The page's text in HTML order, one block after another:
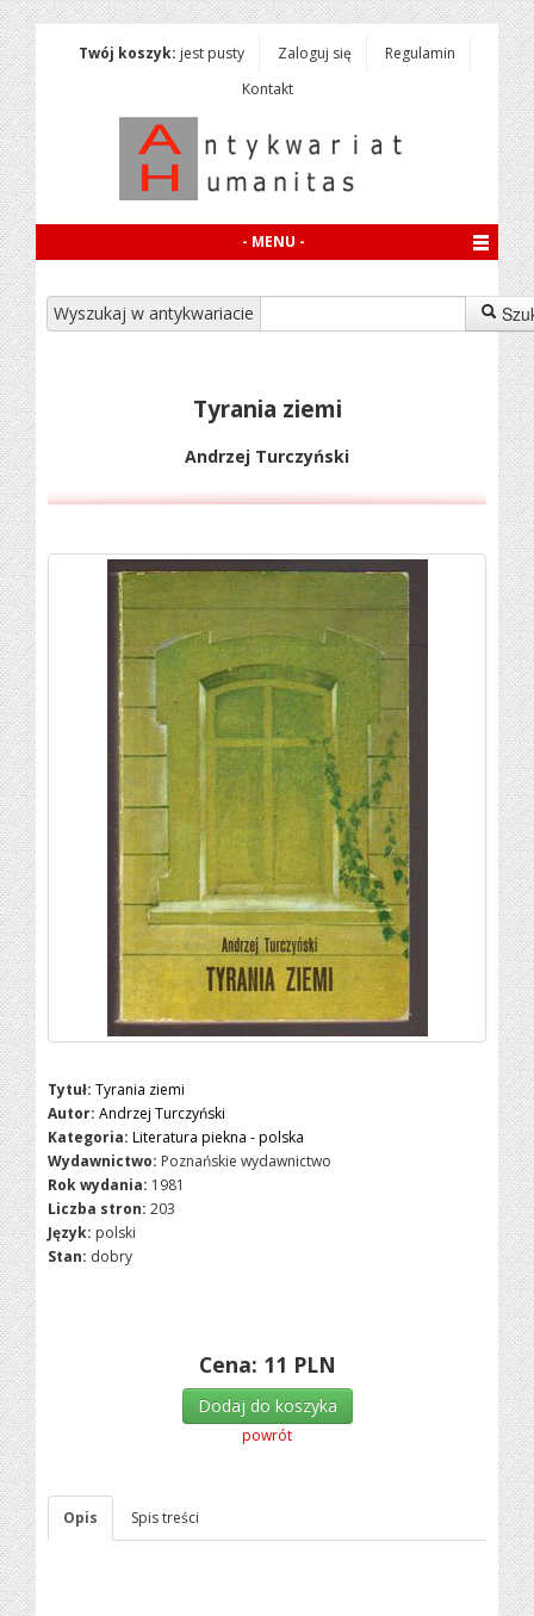
Twój koszyk: jest pusty Zaloguj się
Regulamin
Kontakt
- MENU -
Wyszukaj w antykwariacie
Tyrania ziemi
Andrzej Turczyński
Tytuł: Tyrania ziemi
Autor: Andrzej Turczyński
Kategoria: Literatura piekna - polska
Wydawnictwo: Poznańskie wydawnictwo
Rok wydania: 1981
Liczba stron: 203
Język: polski
Stan: dobry
Cena: 11 PLN
Dodaj do koszyka
powrót
Opis Spis treści